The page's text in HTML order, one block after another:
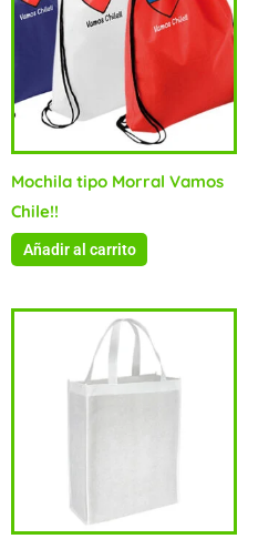
Mochila tipo Morral Vamos
Chile!!
Añadir al carrito